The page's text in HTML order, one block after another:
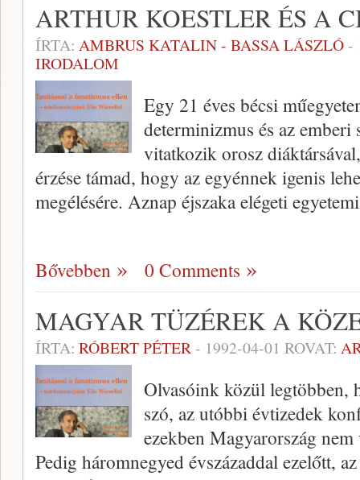
ARTHUR KOESTLER ÉS A
ÍRTA: AMBRUS KATALIN - BASSA LÁSZLÓ-
IRODALOM
Egy 21 éves bécsi
determinizmus és az emberi
vitatkozik orosz
érzése támad, hogy az egyénnek igenis
megélésére. Aznap éjszaka elégeti
Bővebben 0 Comments
MAGYAR TÜZÉREK A
ÍRTA: RÓBERT PÉTER- 1992-04-01 ROVAT:
Olvasóink közül legtöbben,
szó, az utóbbi évtizedek
ezekben Magyarország
Pedig háromnegyed évszázaddal ezelőtt,